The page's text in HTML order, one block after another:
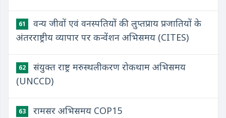
61
वन्य जीवों एवं वनस्पतियों की लुप्तप्राय प्रजातियों के
अंतरराष्ट्रीय व्यापार पर कन्वेंशन अभिसमय (CITES)
62
संयुक्त राष्ट्र मरुस्थलीकरण रोकथाम अभिसमय
(UNCCD)
63 रामसर अभिसमय COP15